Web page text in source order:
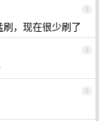
3
，现在很少刷了
4
5